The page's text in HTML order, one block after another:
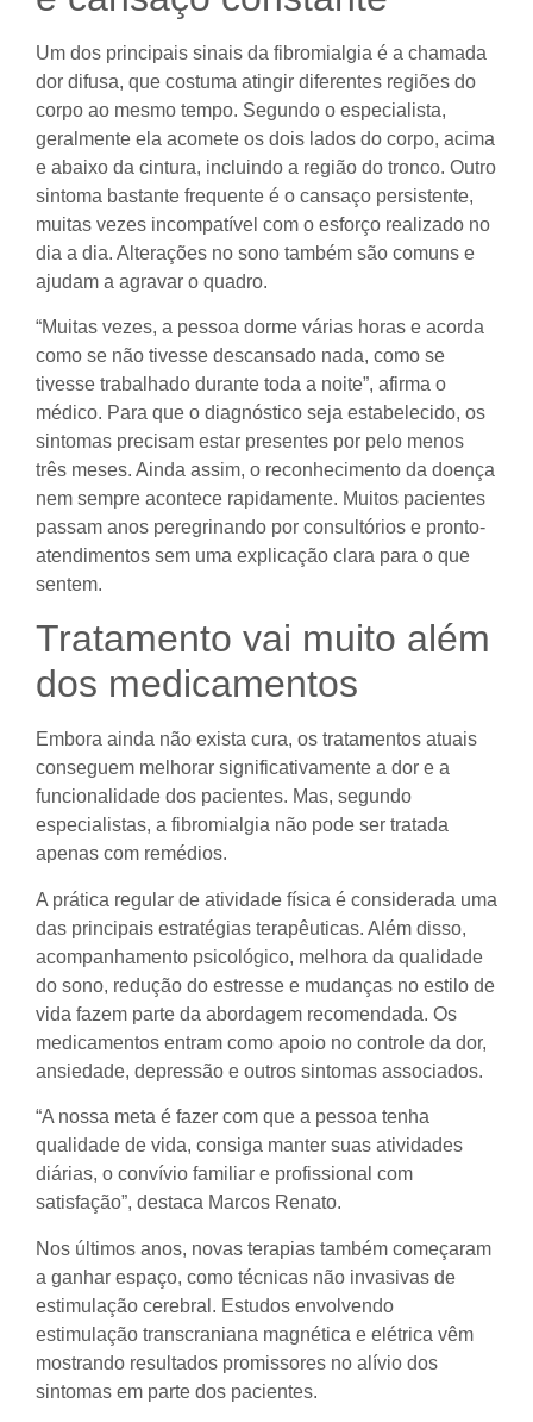
Um dos principais sinais da fibromialgia é a chamada
dor difusa, que costuma atingir diferentes regiões do
corpo ao mesmo tempo. Segundo o especialista,
geralmente ela acomete os dois lados do corpo, acima
e abaixo da cintura, incluindo a região do tronco. Outro
sintoma bastante frequente é o cansaço persistente,
muitas vezes incompatível com o esforço realizado no
dia a dia. Alterações no sono também são comuns e
ajudam a agravar o quadro.
“Muitas vezes, a pessoa dorme várias horas e acorda
como se não tivesse descansado nada, como se
tivesse trabalhado durante toda a noite”, afirma o
médico. Para que o diagnóstico seja estabelecido, os
sintomas precisam estar presentes por pelo menos
três meses. Ainda assim, o reconhecimento da doença
nem sempre acontece rapidamente. Muitos pacientes
passam anos peregrinando por consultórios e pronto-
atendimentos sem uma explicação clara para o que
sentem.
Tratamento vai muito além
dos medicamentos
Embora ainda não exista cura, os tratamentos atuais
conseguem melhorar significativamente a dor e a
funcionalidade dos pacientes. Mas, segundo
especialistas, a fibromialgia não pode ser tratada
apenas com remédios.
A prática regular de atividade física é considerada uma
das principais estratégias terapêuticas. Além disso,
acompanhamento psicológico, melhora da qualidade
do sono, redução do estresse e mudanças no estilo de
vida fazem parte da abordagem recomendada. Os
medicamentos entram como apoio no controle da dor,
ansiedade, depressão e outros sintomas associados.
“A nossa meta é fazer com que a pessoa tenha
qualidade de vida, consiga manter suas atividades
diárias, o convívio familiar e profissional com
satisfação”, destaca Marcos Renato.
Nos últimos anos, novas terapias também começaram
a ganhar espaço, como técnicas não invasivas de
estimulação cerebral. Estudos envolvendo
estimulação transcraniana magnética e elétrica vêm
mostrando resultados promissores no alívio dos
sintomas em parte dos pacientes.